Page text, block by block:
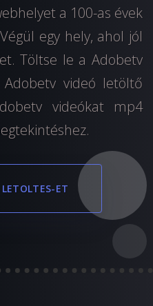
a 100-as évek
egy hely, ahol jól
Töltse le a Adobetv
videó letöltő
videókat mp4
ET